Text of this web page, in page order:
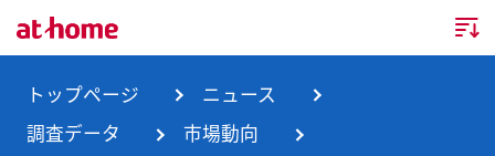
トップページ
企業情報
トップページ
ニュース
調査データ
市場動向